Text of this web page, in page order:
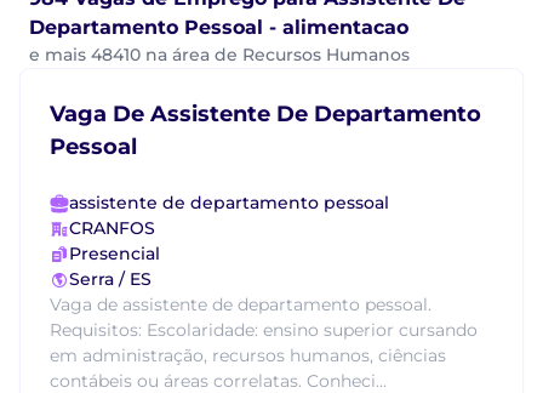
Departamento Pessoal - alimentacao
e mais 48410 na área de Recursos Humanos
Vaga De Assistente De Departamento
Pessoal
assistente de departamento pessoal
CRANFOS
Presencial
Serra / ES
Vaga de assistente de departamento pessoal.
Requisitos: Escolaridade: ensino superior cursando
em administração, recursos humanos, ciências
contábeis ou áreas correlatas. Conheci...